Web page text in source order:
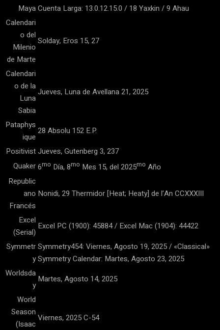
MayaCuenta Larga: 13.0.12.15.0 / 18 Yaxkin / 9 Ahau
Calendari
o del
Milenio
de Marte
Solday, Eros 15, 27
Calendari
o de la
Luna
Sabia
Jueves, Luna de Avellana 21, 2025
Pataphys
ique
28 Absolu 152 E.P.
PositivistJueves, Gutenberg 3, 237
Quaker6mo Día, 8mo Mes 15, del 2025mo Año
Republic
ano
Francés
Nonidi, 29 Thermidor [Heat; Heaty] de l’An CCXXXIII
Excel
(Serial)
Excel PC (1900): 45884 / Excel Mac (1904): 44422
Symmetr
y
Symmetry454: Viernes, Agosto 19, 2025 / «Classical»
Symmetry Calendar: Martes, Agosto 23, 2025
Worldsda
y
Martes, Agosto 14, 2025
World
Season
(Isaac
Viernes, 2025 C-54